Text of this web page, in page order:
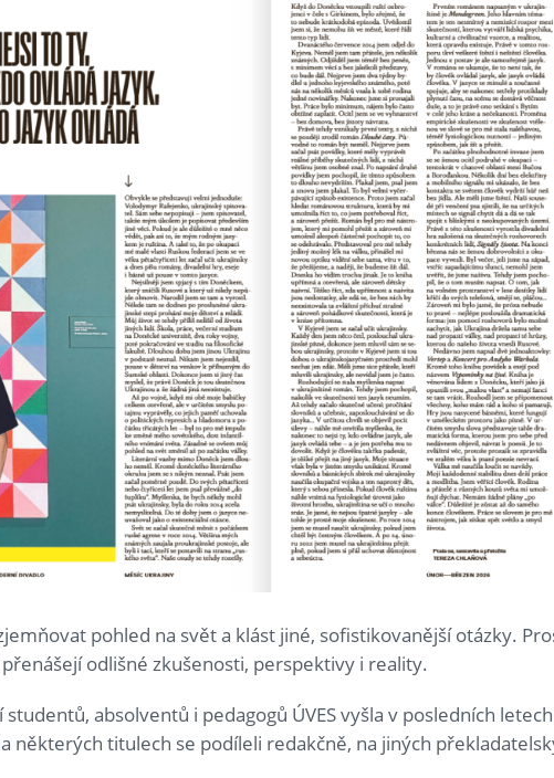
pohled na svět a klást jiné, sofistikovanější otázky.
odlišné zkušenosti, perspektivy i reality.
absolventů i pedagogů ÚVES vyšla v posledních
některých titulech se podíleli redakčně, na jiných